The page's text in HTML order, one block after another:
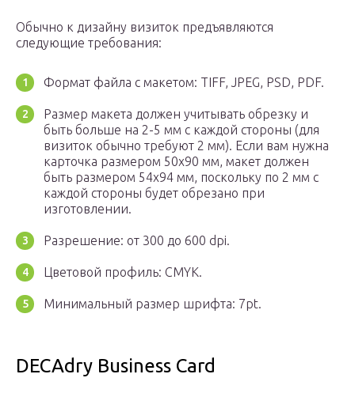
Обычно к дизайну визиток предъявляются
следующие требования:
Формат файла с макетом: TIFF, JPEG, PSD, PDF.
Размер макета должен учитывать обрезку и
быть больше на 2-5 мм с каждой стороны (для
визиток обычно требуют 2 мм). Если вам нужна
карточка размером 50х90 мм, макет должен
быть размером 54х94 мм, поскольку по 2 мм с
каждой стороны будет обрезано при
изготовлении.
Разрешение: от 300 до 600 dpi.
Цветовой профиль: CMYK.
Минимальный размер шрифта: 7pt.
DECAdry Business Card